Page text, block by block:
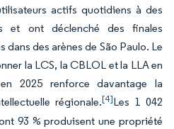
actifs quotidiens à des
et ont déclenché des finales
des arènes de São Paulo. Le
la LCS, la CBLOL et la LLA en
2025 renforce davantage la
régionale.[4]Les 1 042
93 % produisent une propriété